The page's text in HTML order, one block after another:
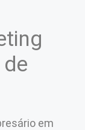
em